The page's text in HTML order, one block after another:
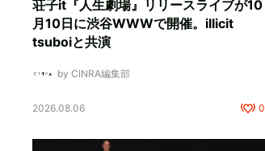
荘子it『人生劇場』リリースライブが10
月10日に渋谷WWWで開催。illicit
tsuboiと共演
by CINRA編集部
2026.08.06 0